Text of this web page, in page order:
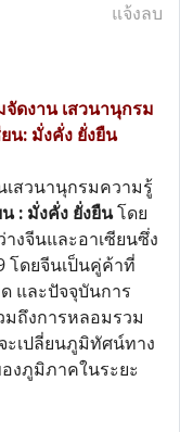
แจ้งลบ
ดงาน เสวนานุกรม
น: มั่งคั่ง ยั่งยืน
เสวนานุกรมความรู้
: มั่งคั่ง ยั่งยืนโดย
งจีนและอาเซียนซึ่ง
โดยจีนเป็นคู่ค้าที่
และปัจจุบันการ
มถึงการหลอมรวม
ะเปลี่ยนภูมิทัศน์ทาง
งภูมิภาคในระยะ